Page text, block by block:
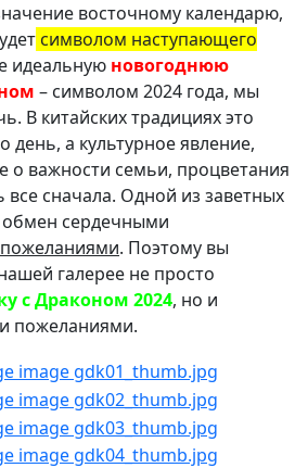
восточному календарю,
символом наступающего
идеальную новогоднюю
– символом 2024 года, мы
В китайских традициях это
день, а культурное явление,
о важности семьи, процветания
сначала. Одной из заветных
обмен сердечными
. Поэтому вы
галерее не просто
с Драконом 2024, но и
пожеланиями.